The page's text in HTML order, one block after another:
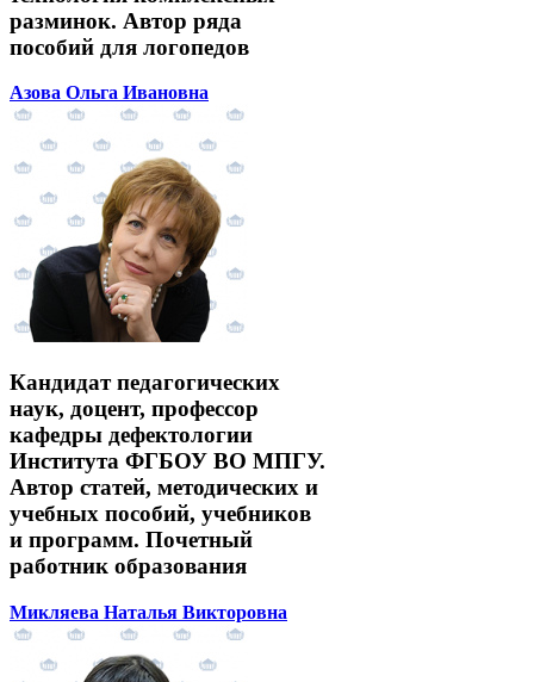
разминок. Автор ряда
пособий для логопедов
Азова Ольга Ивановна
Кандидат педагогических
наук, доцент, профессор
кафедры дефектологии
Института ФГБОУ ВО МПГУ.
Автор статей, методических и
учебных пособий, учебников
и программ. Почетный
работник образования
Микляева Наталья Викторовна